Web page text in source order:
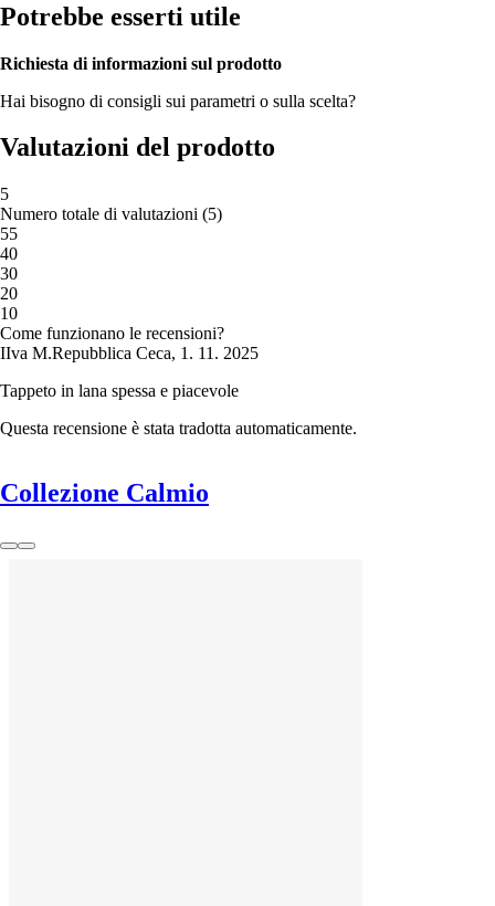
Potrebbe esserti utile
Richiesta di informazioni sul prodotto
Hai bisogno di consigli sui parametri o sulla scelta?
Valutazioni del prodotto
5
Numero totale di valutazioni (5)
55
40
30
20
10
Come funzionano le recensioni?
IIva M.Repubblica Ceca, 1. 11. 2025
Tappeto in lana spessa e piacevole
Questa recensione è stata tradotta automaticamente.
Collezione Calmio